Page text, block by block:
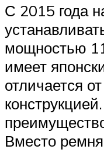
С 2015 года
мощностью
имеет
отличается
Вместо